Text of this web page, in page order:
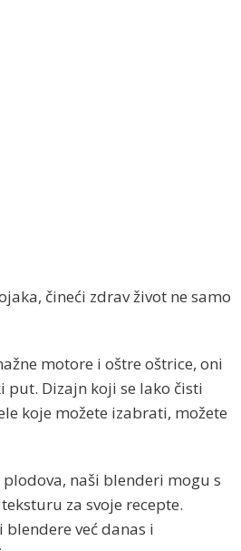
čineći zdrav život ne samo
motore i oštre oštrice, oni
put. Dizajn koji se lako čisti
koje možete izabrati, možete
naši blenderi mogu s
za svoje recepte.
već danas i